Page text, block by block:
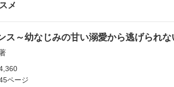
メ
ス～幼なじみの甘い溺愛から逃げられな
ページ